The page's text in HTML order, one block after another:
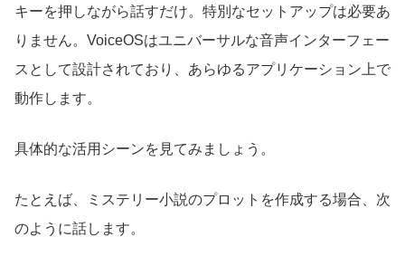
キーを押しながら話すだけ。特別なセットアップは必要あ
りません。VoiceOSはユニバーサルな音声インターフェー
スとして設計されており、あらゆるアプリケーション上で
動作します。
具体的な活用シーンを見てみましょう。
たとえば、ミステリー小説のプロットを作成する場合、次
のように話します。